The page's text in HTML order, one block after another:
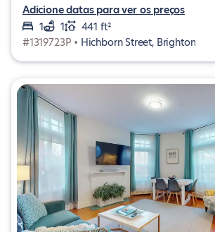
Adicione datas para ver os preços
1
1
441 ft²
#1319723P • Hichborn Street, Brighton